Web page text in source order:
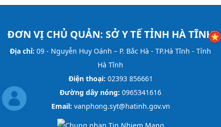
ĐƠN VỊ CHỦ QUẢN: SỞ Y TẾ TỈNH HÀ TĨNH
Địa chỉ: 09 - Nguyễn Huy Oánh – P. Bắc Hà - TP.Hà Tĩnh - Tỉnh
Hà Tĩnh
Điện thoại: 02393 856661
Đường dây nóng: 0965341616
Email: vanphong.syt@hatinh.gov.vn